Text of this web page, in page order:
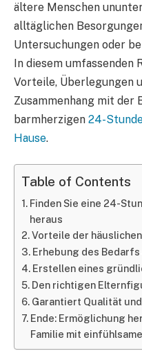
ältere Menschen
alltäglichen
Untersuchungen oder
In diesem umfassenden
Vorteile, Überlegungen
Zusammenhang mit
barmherzigen 24-
Hause.
Table of Contents
Finden Sie eine 24-
heraus
Vorteile der
Erhebung des
Erstellen eines
Den richtigen
Garantiert Qualität
Ende: Ermöglichung
Familie mit